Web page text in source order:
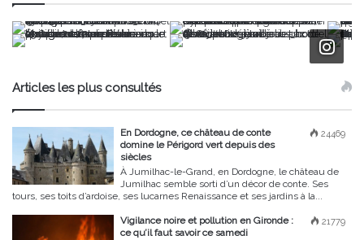
Articles les plus consultés
24469
En Dordogne, ce château de conte
domine le Périgord vert depuis des
siècles
À Jumilhac-le-Grand, en Dordogne, le château de
Jumilhac semble sorti d’un décor de conte. Ses
tours, ses toits d’ardoise, ses lucarnes Renaissance et ses jardins à la...
21779
Vigilance noire et pollution en Gironde :
ce qu’il faut savoir ce samedi